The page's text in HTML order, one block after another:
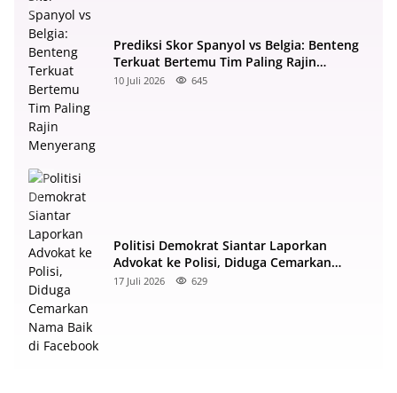
Prediksi Skor Spanyol vs Belgia: Benteng
Terkuat Bertemu Tim Paling Rajin
Menyerang
10 Juli 2026 645
Politisi Demokrat Siantar Laporkan
Advokat ke Polisi, Diduga Cemarkan
Nama Baik di Facebook
17 Juli 2026 629